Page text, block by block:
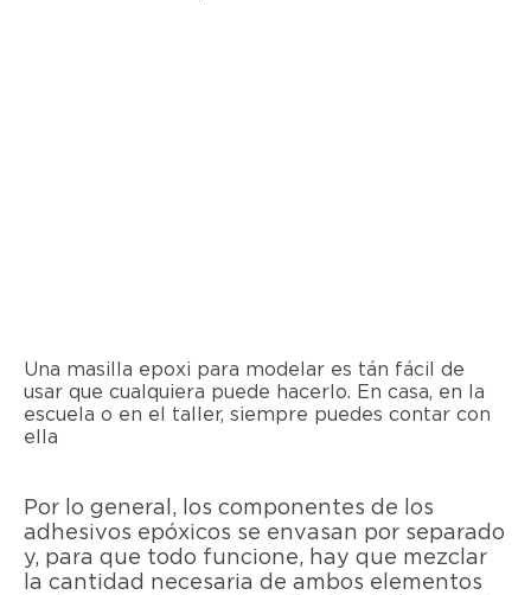
Una masilla epoxi para modelar es tán fácil de
usar que cualquiera puede hacerlo. En casa, en la
escuela o en el taller, siempre puedes contar con
ella
Por lo general, los componentes de los
adhesivos epóxicos se envasan por separado
y, para que todo funcione, hay que mezclar
la cantidad necesaria de ambos elementos